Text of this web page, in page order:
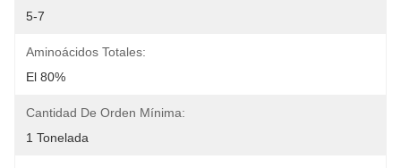
5-7
Aminoácidos Totales:
El 80%
Cantidad De Orden Mínima:
1 Tonelada